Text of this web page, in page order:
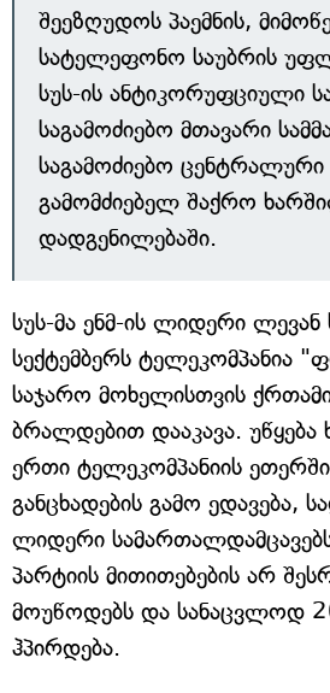
შეეზღუდოს პაემნის,
სატელეფონო საუბრის
სუს-ის ანტიკორუფციული
საგამოძიებო მთავარი
საგამოძიებო
გამომძიებელ შაქრო
დადგენილებაში.
სუს-მა ენმ-ის ლიდერი ლევან
სექტემბერს ტელეკომპანია
საჯარო მოხელისთვის
ბრალდებით დააკავა. უწყება
ერთი ტელეკომპანიის
განცხადების გამო ედავება,
ლიდერი
პარტიის მითითებების არ
მოუწოდებს და სანაცვლოდ
ჰპირდება.